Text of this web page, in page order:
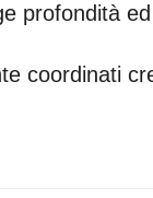
profondità
coordinati